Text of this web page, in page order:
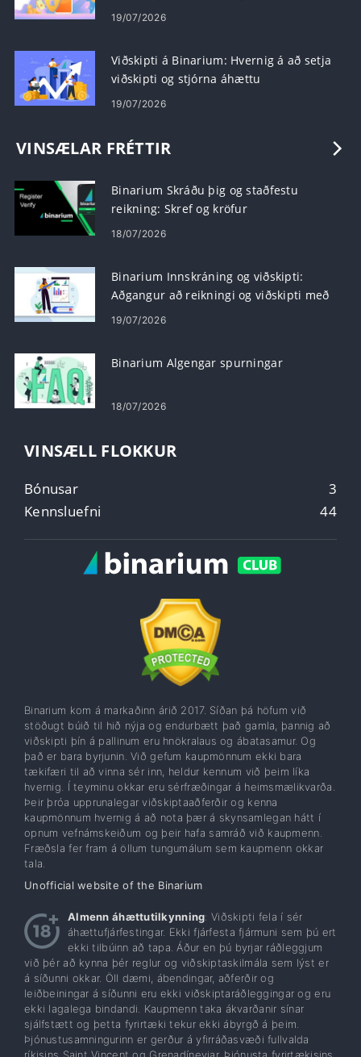
19/07/2026
Viðskipti á Binarium: Hvernig á að setja
viðskipti og stjórna áhættu
19/07/2026
VINSÆLAR FRÉTTIR
Binarium Skráðu þig og staðfestu
reikning: Skref og kröfur
18/07/2026
Binarium Innskráning og viðskipti:
Aðgangur að reikningi og viðskipti með
tvöfalda valkosti
19/07/2026
Binarium Algengar spurningar
18/07/2026
VINSÆLL FLOKKUR
Bónusar
3
Kennsluefni
44
Binarium kom á markaðinn árið 2017. Síðan þá höfum við
stöðugt búið til hið nýja og endurbætt það gamla, þannig að
viðskipti þín á pallinum eru hnökralaus og ábatasamur. Og
það er bara byrjunin. Við gefum kaupmönnum ekki bara
tækifæri til að vinna sér inn, heldur kennum við þeim líka
hvernig. Í teyminu okkar eru sérfræðingar á heimsmælikvarða.
Þeir þróa upprunalegar viðskiptaaðferðir og kenna
kaupmönnum hvernig á að nota þær á skynsamlegan hátt í
opnum vefnámskeiðum og þeir hafa samráð við kaupmenn.
Fræðsla fer fram á öllum tungumálum sem kaupmenn okkar
tala.
Unofficial website of the Binarium
Almenn áhættutilkynning: Viðskipti fela í sér
áhættufjárfestingar. Ekki fjárfesta fjármuni sem þú ert
ekki tilbúinn að tapa. Áður en þú byrjar ráðleggjum
við þér að kynna þér reglur og viðskiptaskilmála sem lýst er
á síðunni okkar. Öll dæmi, ábendingar, aðferðir og
leiðbeiningar á síðunni eru ekki viðskiptaráðleggingar og eru
ekki lagalega bindandi. Kaupmenn taka ákvarðanir sínar
sjálfstætt og þetta fyrirtæki tekur ekki ábyrgð á þeim.
Þjónustusamningurinn er gerður á yfirráðasvæði fullvalda